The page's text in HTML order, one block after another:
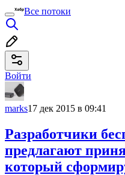
Все потоки
Войти
marks17 дек 2015 в 09:41
Разработчики
предлагают
который